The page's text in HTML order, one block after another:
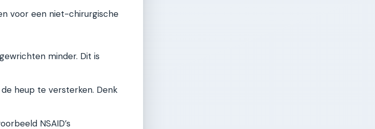
voor een niet-chirurgische
minder. Dit is
heup te versterken. Denk
NSAID’s